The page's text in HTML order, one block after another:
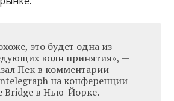
это будет одна из
волн принятия», —
Пек в комментарии
на конференции
Bridge в Нью-Йорке.